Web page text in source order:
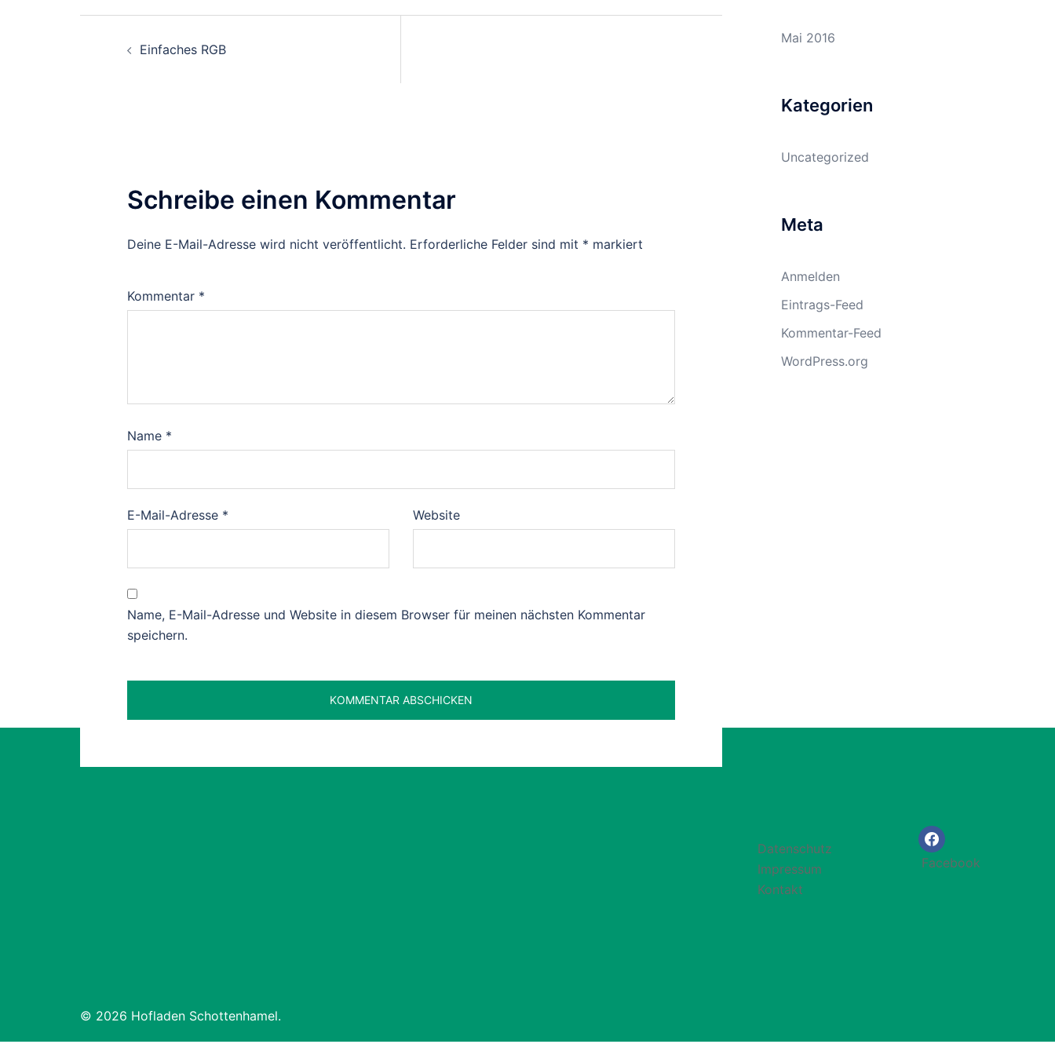
Beitragsnavigation
Einfaches RGB
Schreibe einen Kommentar
Deine E-Mail-Adresse wird nicht veröffentlicht. Erforderliche Felder sind mit * markiert
Kommentar *
Name *
E-Mail-Adresse * Website
Name, E-Mail-Adresse und Website in diesem Browser für meinen nächsten Kommentar
speichern.
Mai 2016
Kategorien
Uncategorized
Meta
Anmelden
Eintrags-Feed
Kommentar-Feed
WordPress.org
Datenschutz
Impressum
Kontakt
Facebook
© 2026 Hofladen Schottenhamel.